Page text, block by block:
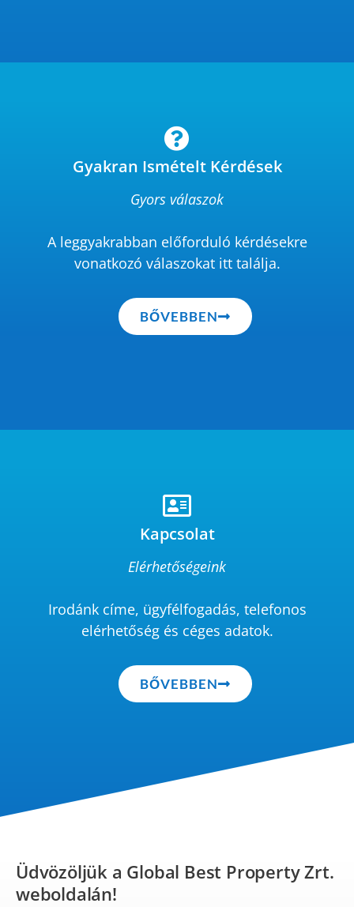
Gyakran Ismételt Kérdések
Gyors válaszok
A leggyakrabban előforduló kérdésekre
vonatkozó válaszokat itt találja.
BŐVEBBEN
Kapcsolat
Elérhetőségeink
Irodánk címe, ügyfélfogadás, telefonos
elérhetőség és céges adatok.
BŐVEBBEN
Üdvözöljük a Global Best Property Zrt.
weboldalán!